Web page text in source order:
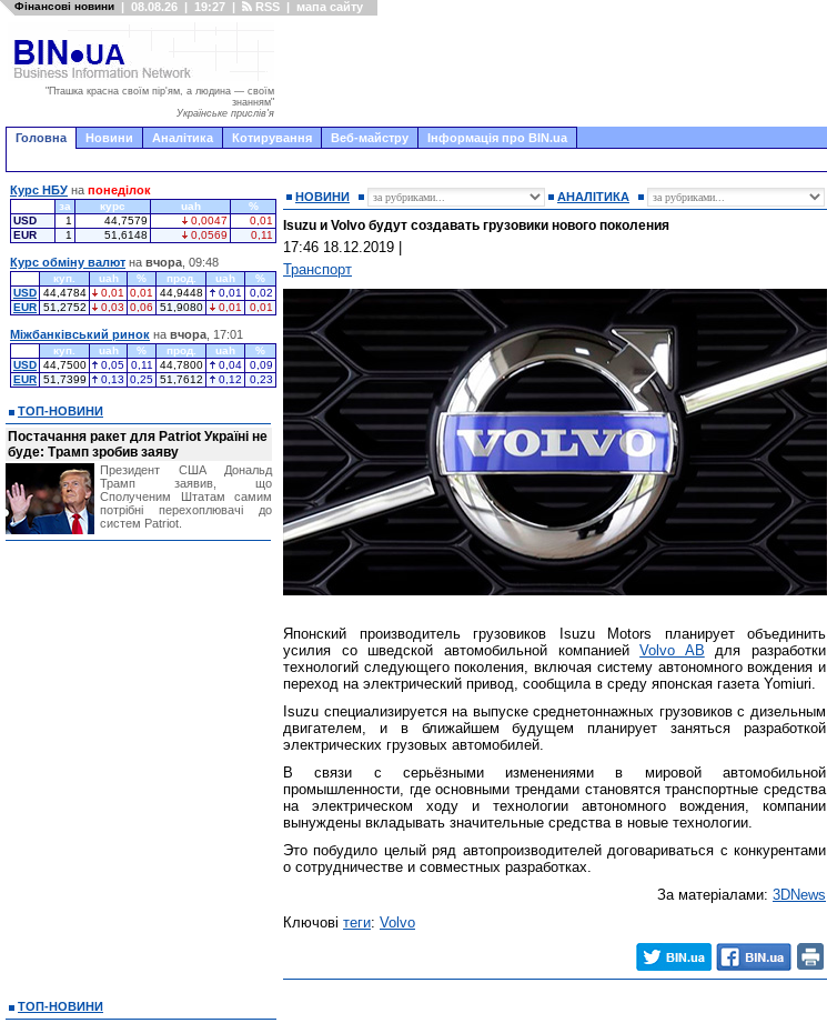
Фінансові новини | 08.08.26 | 19:27 | RSS | мапа сайту
"Пташка красна своїм пір'ям, а людина — своїм
знанням"
Українське прислів'я
Головна Новини Аналітика Котирування Веб-майстру Інформація про BIN.ua
НОВИНИ АНАЛІТИКА
Isuzu и Volvo будут создавать грузовики нового поколения
17:46 18.12.2019
Транспорт
Японский производитель грузовиков Isuzu Motors планирует объединить
усилия со шведской автомобильной компаниейVolvo AB для разработки
технологий следующего поколения, включая систему автономного вождения и
переход на электрический привод, сообщила в среду японская газета Yomiuri.
Isuzu специализируется на выпуске среднетоннажных грузовиков с дизельным
двигателем, и в ближайшем будущем планирует заняться разработкой
электрических грузовых автомобилей.
В связи с серьёзными изменениями в мировой автомобильной
промышленности, где основными трендами становятся транспортные средства
на электрическом ходу и технологии автономного вождения, компании
вынуждены вкладывать значительные средства в новые технологии.
Это побудило целый ряд автопроизводителей договариваться с конкурентами
о сотрудничестве и совместных разработках.
За матеріалами: 3DNews
Ключові теги: Volvo
Курс НБУ на понеділок
за курс uah
%
USD
1 44,7579 0,0047
0,01
EUR
1 51,6148 0,0569 0,11
Курс обміну валют на вчора , 09:48
куп. uah % прод. uah
%
USD 44,4784 0,01 0,01 44,9448 0,01
0,02
EUR 51,2752 0,03 0,06 51,9080 0,01 0,01
Міжбанківський ринок на вчора , 17:01
куп. uah % прод. uah
%
USD 44,7500 0,05 0,11 44,7800 0,04
0,09
EUR 51,7399 0,13 0,25 51,7612 0,12 0,23
ТОП-НОВИНИ
Постачання ракет для Patriot Україні не
буде: Трамп зробив заяву
Президент США Дональд
Трамп заявив, що
Сполученим Штатам самим
потрібні перехоплювачі до
систем Patriot.
ТОП-НОВИНИ